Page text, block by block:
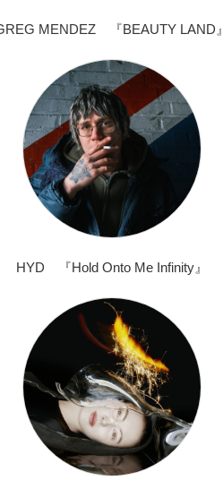
MENDEZ 『BEAUTY LAND』
HYD 『Hold Onto Me Infinity』